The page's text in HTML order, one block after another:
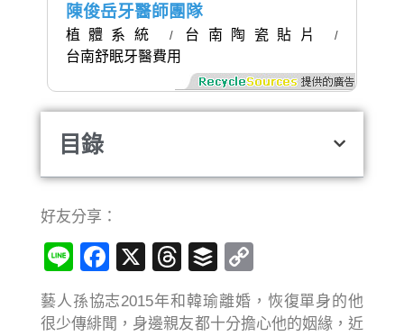
陳俊岳牙醫師團隊
植體系統 / 台南陶瓷貼片 /
台南舒眠牙醫費用
目錄
好友分享：
LineFacebook
X Threads
Buffer
Link
藝人孫協志2015年和韓瑜離婚，恢復單身的他
很少傳緋聞，身邊親友都十分擔心他的姻緣，近